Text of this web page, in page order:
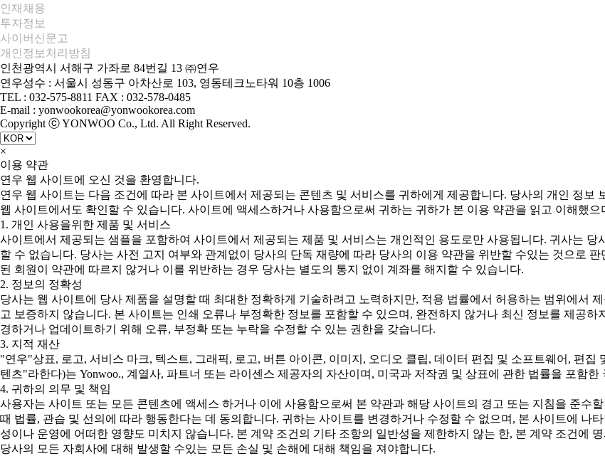
인재채용
투자정보
사이버신문고
개인정보처리방침
인천광역시 서해구 가좌로 84번길 13 ㈜연우
연우성수 : 서울시 성동구 아차산로 103, 영동테크노타워 10층 1006
TEL : 032-575-8811 FAX : 032-578-0485
E-mail : yonwookorea@yonwookorea.com
Copyright ⓒ YONWOO Co., Ltd. All Right Reserved.
×
이용 약관
연우 웹 사이트에 오신 것을 환영합니다.
연우 웹 사이트는 다음 조건에 따라 본 사이트에서 제공되는 콘텐츠 및 서비스를 귀하에게 제공합니다. 당사의 개인 정
웹 사이트에서도 확인할 수 있습니다. 사이트에 액세스하거나 사용함으로써 귀하는 귀하가 본 이용 약관을 읽고 이해했
1. 개인 사용을위한 제품 및 서비스
사이트에서 제공되는 샘플을 포함하여 사이트에서 제공되는 제품 및 서비스는 개인적인 용도로만 사용됩니다. 귀사는
할 수 없습니다. 당사는 사전 고지 여부와 관계없이 당사의 단독 재량에 따라 당사의 이용 약관을 위반할 수있는 것으로
된 회원이 약관에 따르지 않거나 이를 위반하는 경우 당사는 별도의 통지 없이 계좌를 해지할 수 있습니다.
2. 정보의 정확성
당사는 웹 사이트에 당사 제품을 설명할 때 최대한 정확하게 기술하려고 노력하지만, 적용 법률에서 허용하는 범위에서
고 보증하지 않습니다. 본 사이트는 인쇄 오류나 부정확한 정보를 포함할 수 있으며, 완전하지 않거나 최신 정보를 제공
경하거나 업데이트하기 위해 오류, 부정확 또는 누락을 수정할 수 있는 권한을 갖습니다.
3. 지적 재산
"연우"상표, 로고, 서비스 마크, 텍스트, 그래픽, 로고, 버튼 아이콘, 이미지, 오디오 클립, 데이터 편집 및 소프트웨어, 편
텐츠"라한다)는 Yonwoo., 계열사, 파트너 또는 라이센스 제공자의 자산이며, 미국과 저작권 및 상표에 관한 법률을 포함한
4. 귀하의 의무 및 책임
사용자는 사이트 또는 모든 콘텐츠에 액세스 하거나 이에 사용함으로써 본 약관과 해당 사이트의 경고 또는 지침을 준수
때 법률, 관습 및 선의에 따라 행동한다는 데 동의합니다. 귀하는 사이트를 변경하거나 수정할 수 없으며, 본 사이트에 나
성이나 운영에 어떠한 영향도 미치지 않습니다. 본 계약 조건의 기타 조항의 일반성을 제한하지 않는 한, 본 계약 조건에
당사의 모든 자회사에 대해 발생할 수있는 모든 손실 및 손해에 대해 책임을 져야합니다.